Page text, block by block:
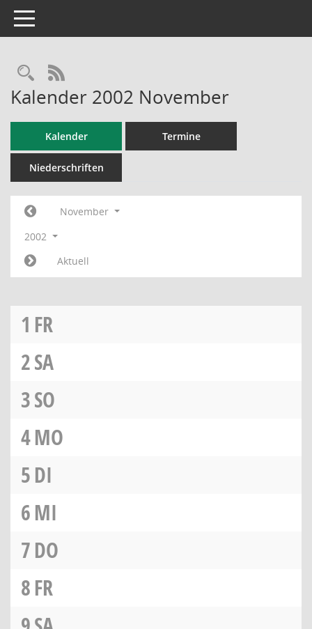
Toggle navigation
RSS-Feed
Kalender 2002 November
Kalender Termine
Niederschriften
November
2002
Aktuell
1 FR
2SA
3SO
4MO
5DI
6MI
7DO
8FR